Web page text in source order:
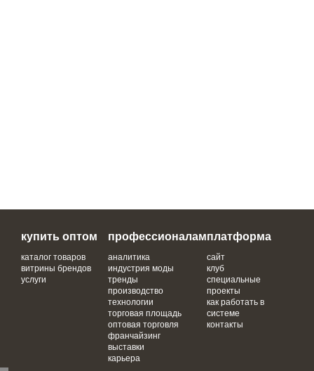
купить оптом
каталог товаров
витрины брендов
услуги
профессионалам
аналитика
индустрия моды
тренды
производство
технологии
торговая площадь
оптовая торговля
франчайзинг
выставки
карьера
платформа
сайт
клуб
специальные
проекты
как работать в
системе
контакты